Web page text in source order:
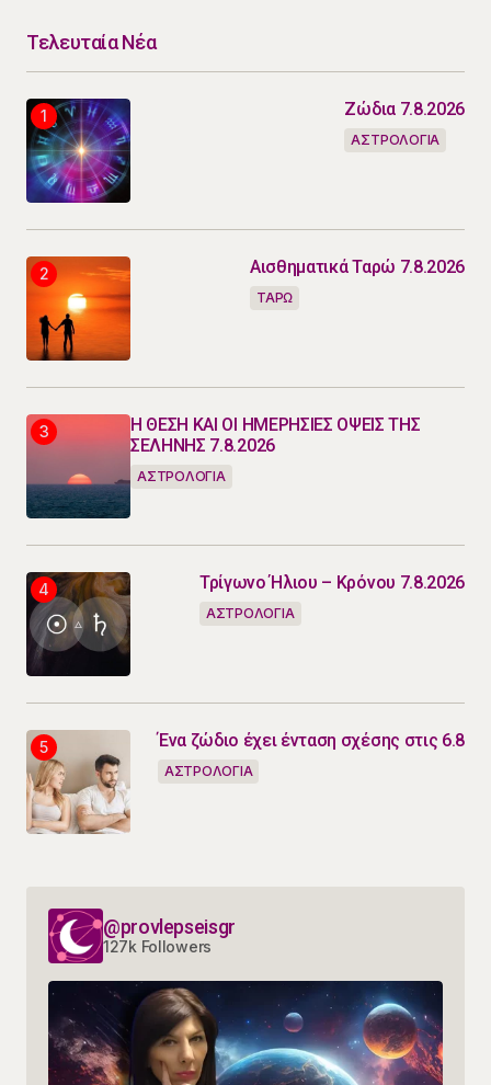
Τελευταία Νέα
Ζώδια 7.8.2026
ΑΣΤΡΟΛΟΓΙΑ
Αισθηματικά Ταρώ 7.8.2026
ΤΑΡΩ
Η ΘΕΣΗ ΚΑΙ ΟΙ ΗΜΕΡΗΣΙΕΣ ΟΨΕΙΣ ΤΗΣ
ΣΕΛΗΝΗΣ 7.8.2026
ΑΣΤΡΟΛΟΓΙΑ
Τρίγωνο Ήλιου – Κρόνου 7.8.2026
ΑΣΤΡΟΛΟΓΙΑ
Ένα ζώδιο έχει ένταση σχέσης στις 6.8
ΑΣΤΡΟΛΟΓΙΑ
@provlepseisgr
127k Followers